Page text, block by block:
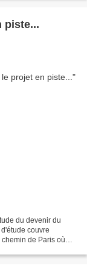
piste...
du devenir du
couvre
de Paris où